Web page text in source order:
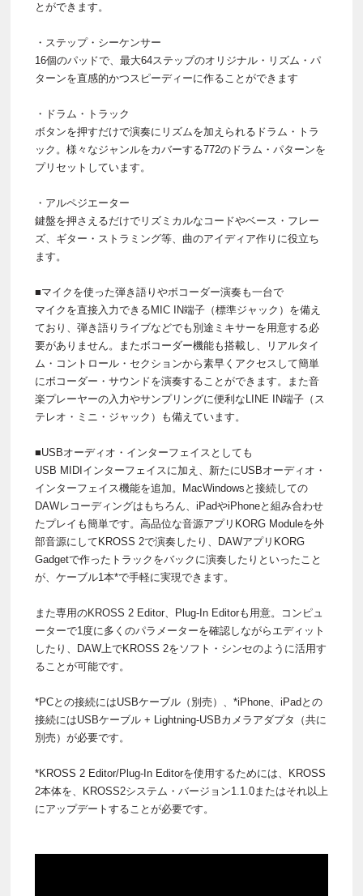
とができます。
・ステップ・シーケンサー
16個のパッドで、最大64ステップのオリジナル・リズム・パ
ターンを直感的かつスピーディーに作ることができます
・ドラム・トラック
ボタンを押すだけで演奏にリズムを加えられるドラム・トラ
ック。様々なジャンルをカバーする772のドラム・パターンを
プリセットしています。
・アルペジエーター
鍵盤を押さえるだけでリズミカルなコードやベース・フレー
ズ、ギター・ストラミング等、曲のアイディア作りに役立ち
ます。
■マイクを使った弾き語りやボコーダー演奏も一台で
マイクを直接入力できるMIC IN端子（標準ジャック）を備え
ており、弾き語りライブなどでも別途ミキサーを用意する必
要がありません。またボコーダー機能も搭載し、リアルタイ
ム・コントロール・セクションから素早くアクセスして簡単
にボコーダー・サウンドを演奏することができます。また音
楽プレーヤーの入力やサンプリングに便利なLINE IN端子（ス
テレオ・ミニ・ジャック）も備えています。
■USBオーディオ・インターフェイスとしても
USB MIDIインターフェイスに加え、新たにUSBオーディオ・
インターフェイス機能を追加。MacWindowsと接続しての
DAWレコーディングはもちろん、iPadやiPhoneと組み合わせ
たプレイも簡単です。高品位な音源アプリKORG Moduleを外
部音源にしてKROSS 2で演奏したり、DAWアプリKORG
Gadgetで作ったトラックをバックに演奏したりといったこと
が、ケーブル1本*で手軽に実現できます。
また専用のKROSS 2 Editor、Plug-In Editorも用意。コンピュ
ーターで1度に多くのパラメーターを確認しながらエディット
したり、DAW上でKROSS 2をソフト・シンセのように活用す
ることが可能です。
*PCとの接続にはUSBケーブル（別売）、*iPhone、iPadとの
接続にはUSBケーブル + Lightning-USBカメラアダプタ（共に
別売）が必要です。
*KROSS 2 Editor/Plug-In Editorを使用するためには、KROSS
2本体を、KROSS2システム・バージョン1.1.0またはそれ以上
にアップデートすることが必要です。